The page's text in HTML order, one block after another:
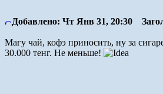
Добавлено: Чт Янв 31, 20:30
Магу чай, кофэ приносить, ну за
30.000 тенг. Не меньше!